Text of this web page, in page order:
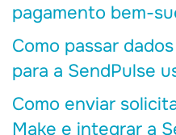
pagamento bem-
Como passar
para a SendPulse
Como enviar
Make e integrar a